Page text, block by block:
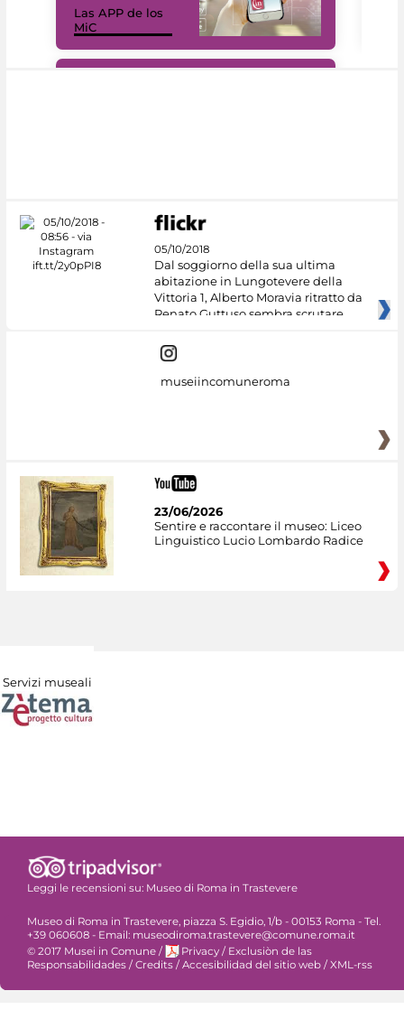
Las APP de los
MiC
05/10/2018
Dal soggiorno della sua ultima
abitazione in Lungotevere della
Vittoria 1, Alberto Moravia ritratto da
Renato Guttuso sembra scrutare
museiincomuneroma
23/06/2026
Sentire e raccontare il museo: Liceo
Linguistico Lucio Lombardo Radice
Servizi museali
Leggi le recensioni su: Museo di Roma in Trastevere
Museo di Roma in Trastevere, piazza S. Egidio, 1/b - 00153 Roma - Tel.
+39 060608 - Email: museodiroma.trastevere@comune.roma.it
© 2017 Musei in Comune / Privacy / Exclusiòn de las
Responsabilidades / Credits / Accesibilidad del sitio web / XML-rss